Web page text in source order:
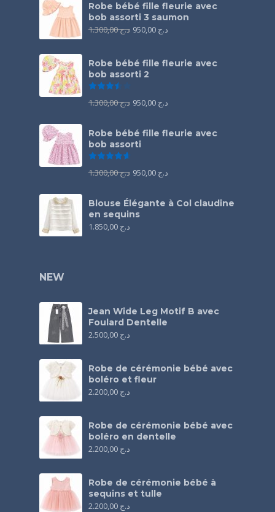
Robe bébé fille fleurie avec
bob assorti 3 saumon
د.ج1.300,00 د.ج
Robe bébé fille fleurie avec
bob assorti 2
د.ج1.300,00 د.ج
Robe bébé fille fleurie avec
bob assorti
د.ج1.300,00 د.ج
Blouse Élégante à Col claudine
en sequins
د.ج
NEW
Jean Wide Leg Motif B avec
Foulard Dentelle
د.ج
Robe de cérémonie bébé avec
boléro et fleur
د.ج
Robe de cérémonie bébé avec
boléro en dentelle
د.ج
Robe de cérémonie bébé à
sequins et tulle
د.ج